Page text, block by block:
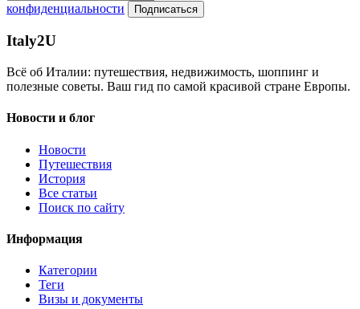
конфиденциальности
Подписаться
Italy2U
Всё об Италии: путешествия, недвижимость, шоппинг и
полезные советы. Ваш гид по самой красивой стране Европы.
Новости и блог
Новости
Путешествия
История
Все статьи
Поиск по сайту
Информация
Категории
Теги
Визы и документы